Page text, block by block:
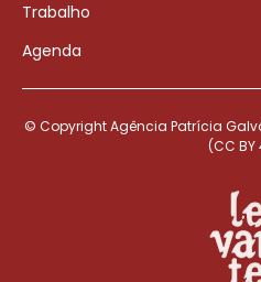
Trabalho
Agenda
© Copyright Agência Patrícia
(CC BY